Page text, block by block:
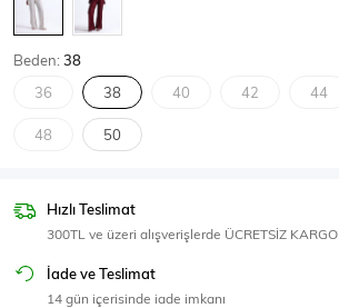
Body
SPOR GİYİM
Eşofman Üstü
Beden:38
36 38 40 42 44
48 50
Hızlı Teslimat
300TL ve üzeri alışverişlerde ÜCRETSİZ KARGO
İade ve Teslimat
14 gün içerisinde iade imkanı